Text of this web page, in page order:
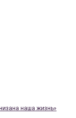
наша жизнь»